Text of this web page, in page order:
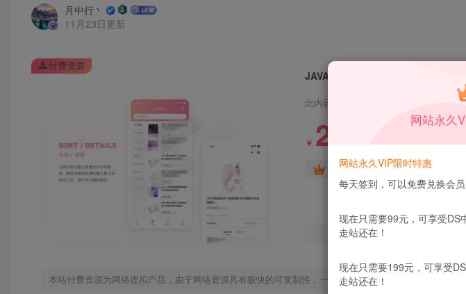
月中行丶
11月23日更新
此内容为付费资源，请付费后查看
￥ 2.99 ￥99
DS中级会员免费 DS高级会员
本站付费资源为网络虚拟产品，由于网络资源具有极快的可复制性，一经出售不予退款，购买如有疑问请
付费资源
网站永久
网站永久VIP限时特惠
每天签到，可以免费兑换会员
现在只需要99元，可享受DS
走站还在！
现在只需要199元，可享受
走站还在！